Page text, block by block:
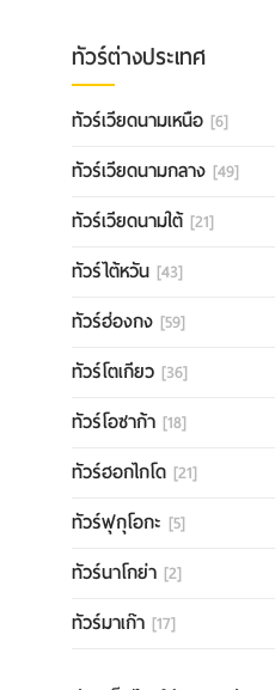
ทัวร์ต่างประเทศ
ทัวร์เวียดนามเหนือ [6]
ทัวร์เวียดนามกลาง [49]
ทัวร์เวียดนามใต้ [21]
ทัวร์ไต้หวัน [43]
ทัวร์ฮ่องกง [59]
ทัวร์โตเกียว [36]
ทัวร์โอซาก้า [18]
ทัวร์ฮอกไกโด [21]
ทัวร์ฟุกุโอกะ [5]
ทัวร์นาโกย่า [2]
ทัวร์มาเก๊า [17]